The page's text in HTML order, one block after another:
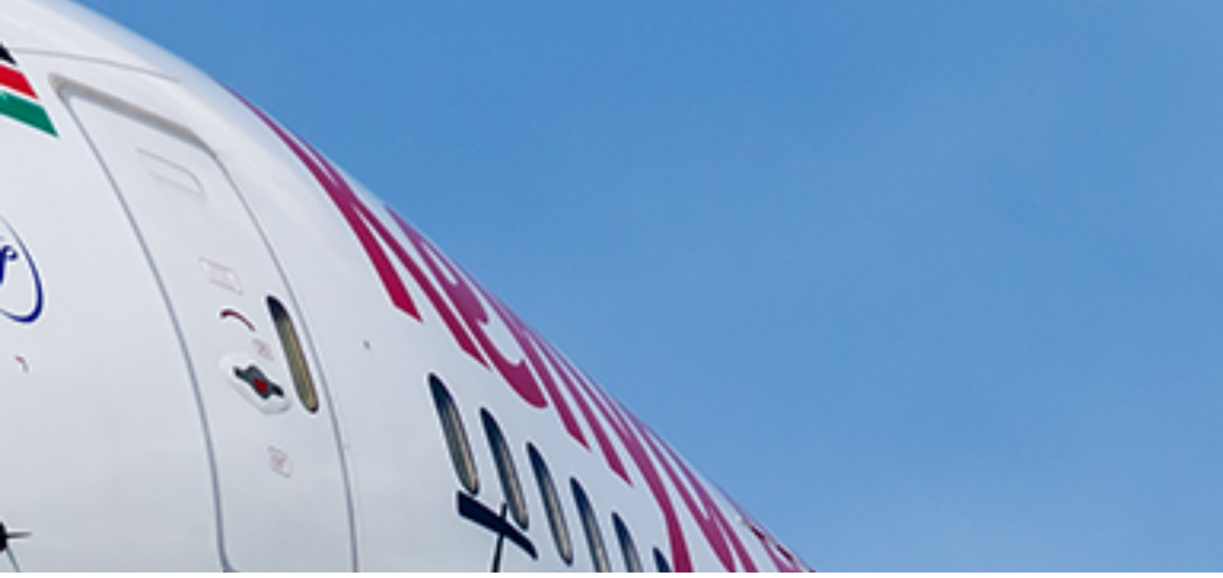
/// Kenya Airways lance une nouvelle liaison Genève-Nairobi
25 janvier 2019
Lire la Suite